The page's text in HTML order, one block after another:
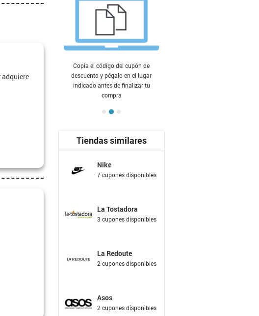
adquiere
Copia el código del cupón de
descuento y pégalo en el lugar
indicado antes de finalizar tu
compra
Tiendas similares
Nike
7 cupones disponibles
La Tostadora
3 cupones disponibles
La Redoute
2 cupones disponibles
Asos
2 cupones disponibles